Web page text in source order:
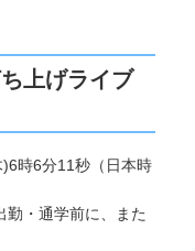
上げライブ
時6分11秒（日本時
・通学前に、また